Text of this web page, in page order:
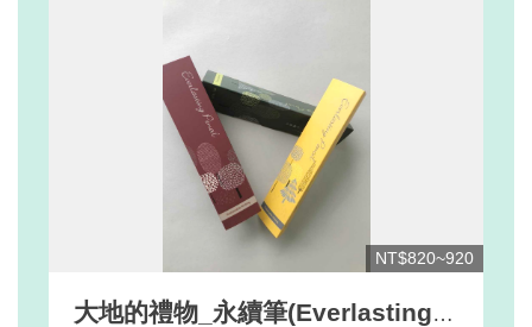
NT$820~920
大地的禮物_永續筆(Everlasting